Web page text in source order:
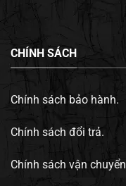
CHÍNH SÁCH
Chính sách bảo hành.
Chính sách đổi trả.
Chính sách vận